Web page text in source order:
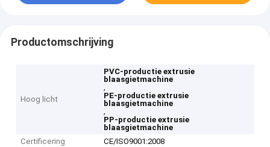
Productomschrijving
Hoog licht
PVC-productie extrusie
blaasgietmachine
,
PE-productie extrusie
blaasgietmachine
,
PP-productie extrusie
blaasgietmachine
Certificering
CE/ISO9001:2008